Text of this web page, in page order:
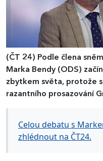
(ČT 24) Podle člena
Marka Bendy (ODS)
zbytkem světa, protože
razantního prosazování
Celou debatu s
zhlédnout na ČT24.